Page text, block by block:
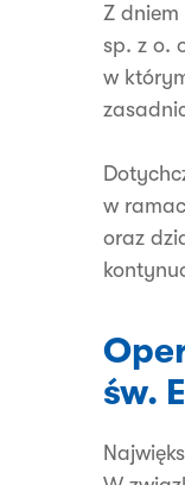
Z dniem
sp. z o.
w
w
oraz
św.